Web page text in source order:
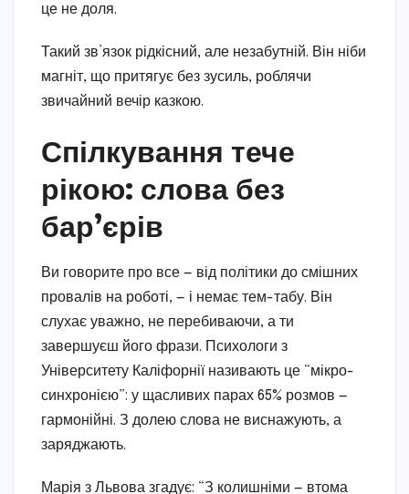
це не доля.
Такий зв’язок рідкісний, але незабутній. Він ніби
магніт, що притягує без зусиль, роблячи
звичайний вечір казкою.
Спілкування тече
рікою: слова без
бар’єрів
Ви говорите про все — від політики до смішних
провалів на роботі, — і немає тем-табу. Він
слухає уважно, не перебиваючи, а ти
завершуєш його фрази. Психологи з
Університету Каліфорнії називають це “мікро-
синхронією”: у щасливих парах 65% розмов —
гармонійні. З долею слова не виснажують, а
заряджають.
Марія з Львова згадує: “З колишніми — втома